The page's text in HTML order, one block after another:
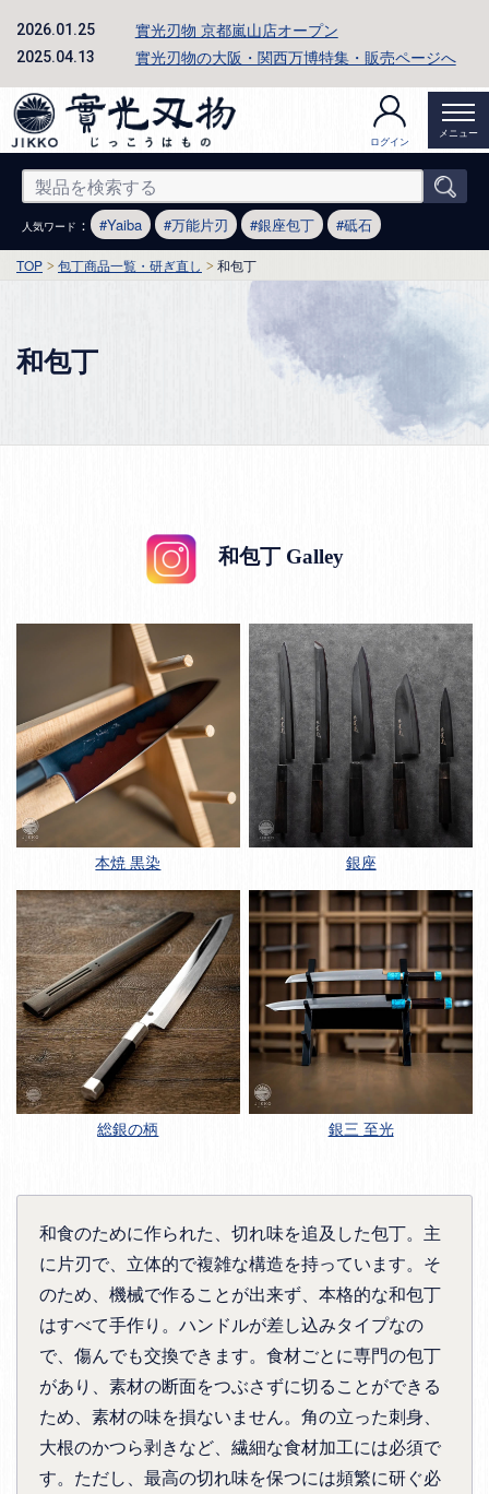
2026.01.25 實光刃物 京都嵐山店オープン
2025.04.13 實光刃物の大阪・関西万博特集・販売ページへ
ログイン
メニュー
人気ワード ： Yaiba 万能片刃 銀座包丁 砥石
TOP 包丁商品一覧・研ぎ直し 和包丁
和包丁
和包丁 Galley
本焼 黒染 銀座
総銀の柄 銀三 至光
和食のために作られた、切れ味を追及した包丁。主
に片刃で、立体的で複雑な構造を持っています。そ
のため、機械で作ることが出来ず、本格的な和包丁
はすべて手作り。ハンドルが差し込みタイプなの
で、傷んでも交換できます。食材ごとに専門の包丁
があり、素材の断面をつぶさずに切ることができる
ため、素材の味を損ないません。角の立った刺身、
大根のかつら剥きなど、繊細な食材加工には必須で
す。ただし、最高の切れ味を保つには頻繁に研ぐ必